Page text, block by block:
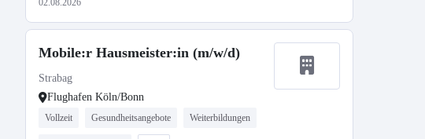
02.08.2026
Mobile:r Hausmeister:in (m/w/d)
Strabag
Flughafen Köln/Bonn
Vollzeit Gesundheitsangebote Weiterbildungen